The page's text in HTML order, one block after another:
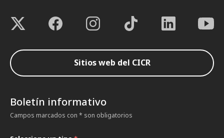
Sitios web del CICR
Boletín informativo
Campos marcados con * son obligatorios